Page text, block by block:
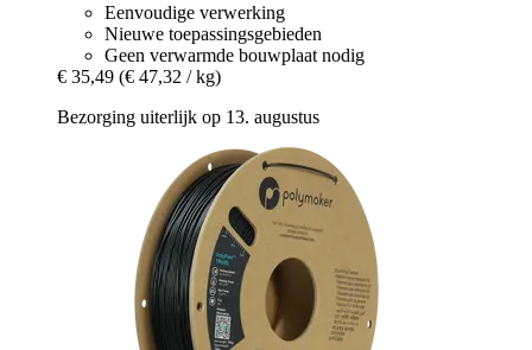
Eenvoudige verwerking
Nieuwe toepassingsgebieden
Geen verwarmde bouwplaat nodig
€ 35,49 (€ 47,32 / kg)
Bezorging uiterlijk op 13. augustus